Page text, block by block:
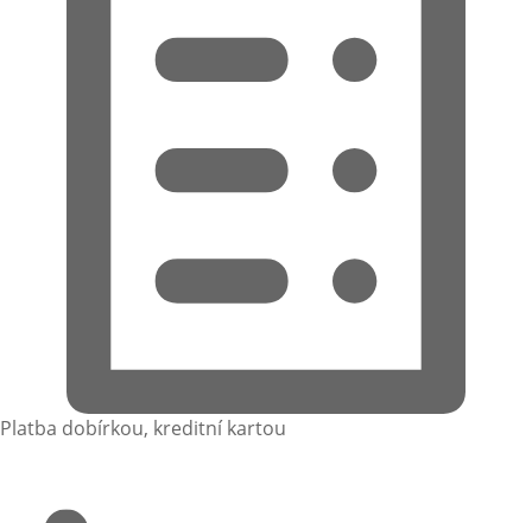
Platba dobírkou, kreditní kartou